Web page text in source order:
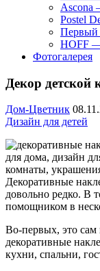
Ascona
Postel
Первый
HOFF —
Фотогалерея
Декор
Дом-Цветник
Дизайн для детей
Декоративные
довольно редко. В
помощником в
Во-первых, это сам
декоративные
кухни, спальни,